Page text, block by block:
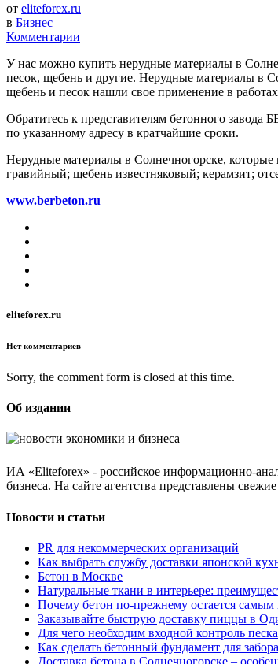
от eliteforex.ru
в Бизнес
Комментарии
У нас можно купить нерудные материалы в
песок, щебень и другие. Нерудные материалы в
щебень и песок нашли свое применение в
Обратитесь к представителям бетонного
по указанному адресу в кратчайшие сроки.
Нерудные материалы в Солнечногорске,
гравийный; щебень известняковый; керамзит;
www.berbeton.ru
eliteforex.ru
Нет комментариев
Sorry, the comment form is closed at this time.
Об издании
ИА «Eliteforex» - российское информационно-
бизнеса. На сайте агентства представлены
Новости и статьи
PR для некоммерческих организаций
Как выбрать службу доставки японской
Бетон в Москве
Натуральные ткани в интерьере:
Почему бетон по-прежнему остается
Заказывайте быструю доставку пиццы в
Для чего необходим входной контроль песка
Как сделать бетонный фундамент для
Доставка бетона в Солнечногорске –